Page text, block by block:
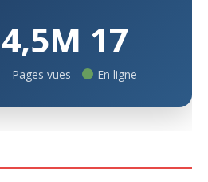
4,5M
Pages vues
17
En ligne